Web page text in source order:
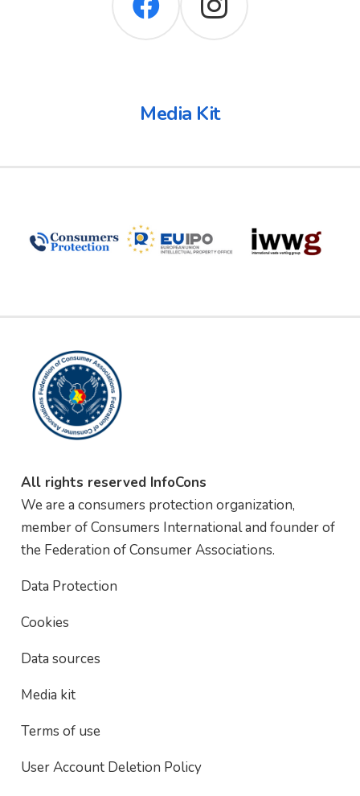
Media Kit
All rights reserved InfoCons
We are a consumers protection organization,
member of Consumers International and founder of
the Federation of Consumer Associations.
Data Protection
Cookies
Data sources
Media kit
Terms of use
User Account Deletion Policy